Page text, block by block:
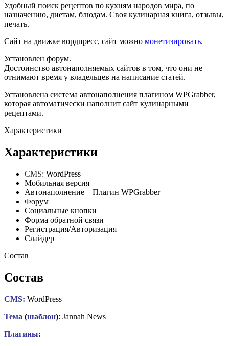
Удобный поиск рецептов по кухням народов мира, по
назначению, диетам, блюдам. Своя кулинарная книга, отзывы,
печать.
Сайт на движке вордпресс, сайт можно монетизировать.
Установлен форум.
Достоинство автонаполняемых сайтов в том, что они не
отнимают время у владельцев на написание статей.
Установлена система автонаполнения плагином WPGrabber,
которая автоматически наполнит сайт кулинарными
рецептами.
Характеристики
Характеристики
CMS: WordPress
Мобильная версия
Автонаполнение – Плагин WPGrabber
Форум
Социальные кнопки
Форма обратной связи
Регистрация/Авторизация
Слайдер
Состав
Состав
CMS: WordPress
Тема (шаблон): Jannah News
Плагины: